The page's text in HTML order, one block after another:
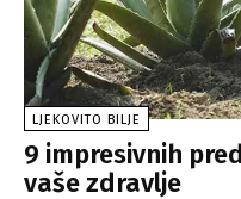
LJEKOVITO BILJE
9 impresivnih
vaše zdravlje